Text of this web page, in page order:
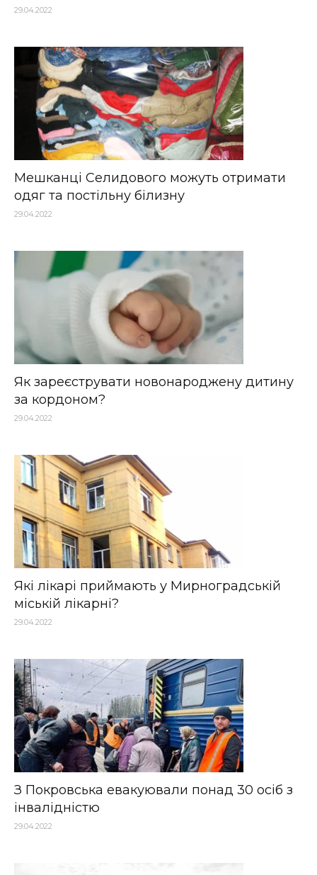
29.04.2022
Мешканці Селидового можуть отримати
одяг та постільну білизну
29.04.2022
Як зареєструвати новонароджену дитину
за кордоном?
29.04.2022
Які лікарі приймають у Мирноградській
міській лікарні?
29.04.2022
З Покровська евакуювали понад 30 осіб з
інвалідністю
29.04.2022